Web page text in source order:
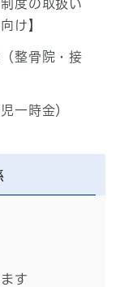
度の取扱い
け】
整骨院・接
一時金）
す